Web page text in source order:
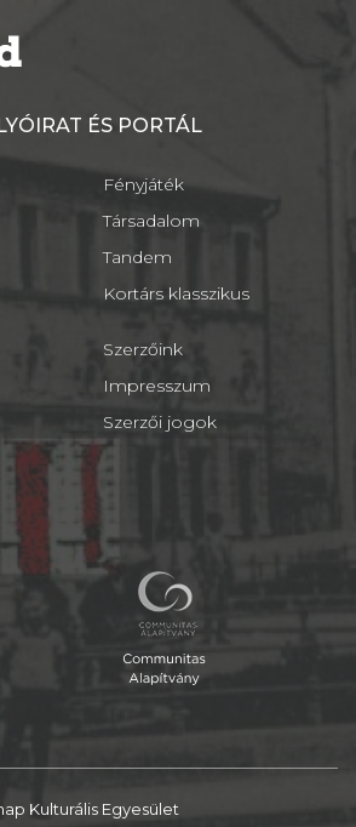
ÉS PORTÁL
Fényjáték
Társadalom
Tandem
Kortárs klasszikus
Szerzőink
Impresszum
Szerzői jogok
Kulturális Egyesület